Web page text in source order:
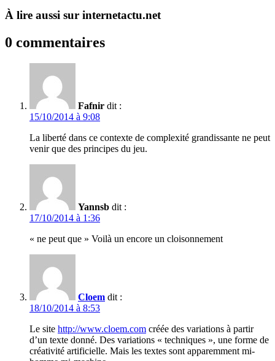
À lire aussi sur internetactu.net
0 commentaires
Fafnir dit :
15/10/2014 à 9:08
La liberté dans ce contexte de complexité grandissante ne peut
venir que des principes du jeu.
Yannsb dit :
17/10/2014 à 1:36
« ne peut que » Voilà un encore un cloisonnement
Cloem dit :
18/10/2014 à 8:53
Le site http://www.cloem.com créée des variations à partir
d’un texte donné. Des variations « techniques », une forme de
créativité artificielle. Mais les textes sont apparemment mi-